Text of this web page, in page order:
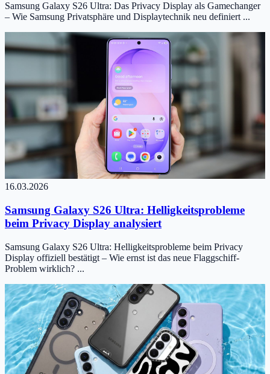
Samsung Galaxy S26 Ultra: Das Privacy Display als Gamechanger
– Wie Samsung Privatsphäre und Displaytechnik neu definiert ...
16.03.2026
Samsung Galaxy S26 Ultra: Helligkeitsprobleme
beim Privacy Display analysiert
Samsung Galaxy S26 Ultra: Helligkeitsprobleme beim Privacy
Display offiziell bestätigt – Wie ernst ist das neue Flaggschiff-
Problem wirklich? ...